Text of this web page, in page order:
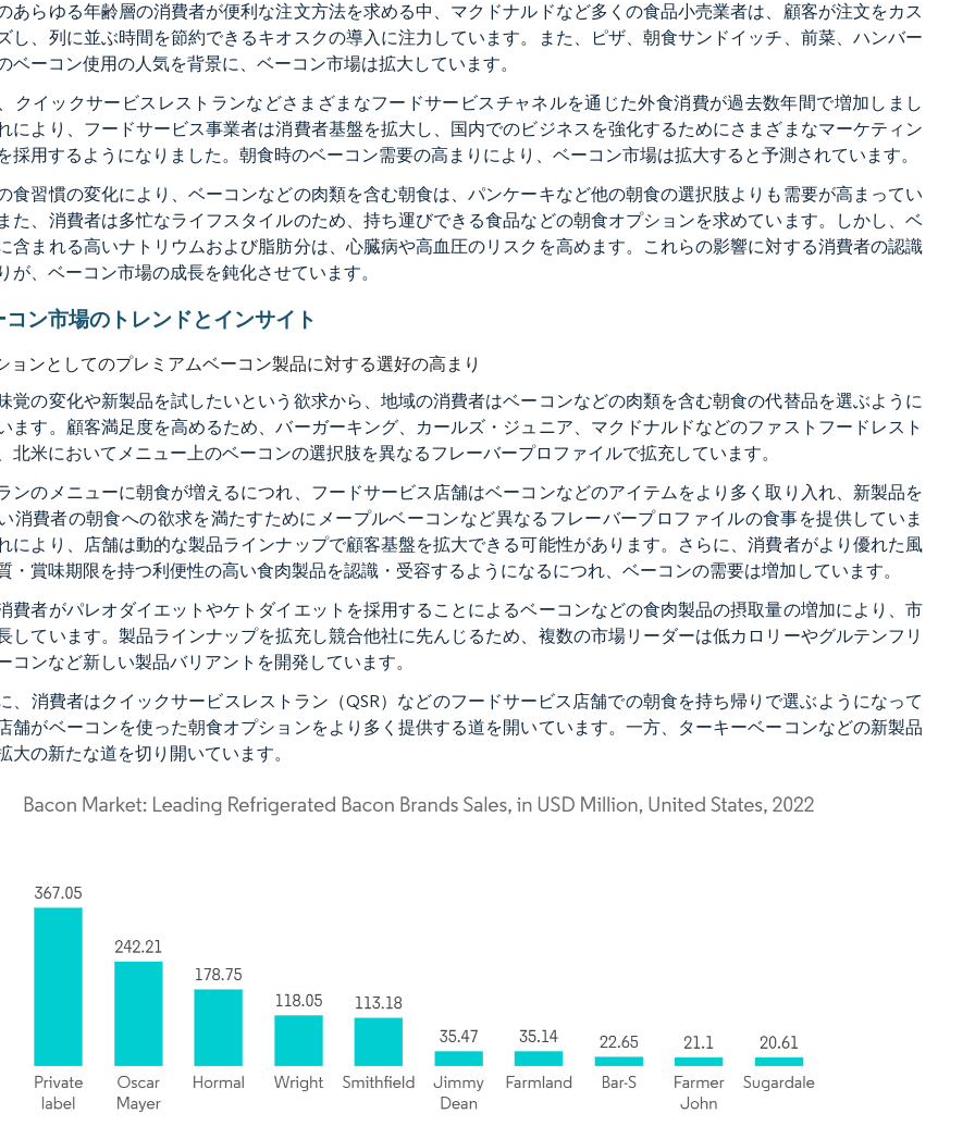
あらゆる年齢層の消費者が便利な注文方法を求める中、マクドナルドなど多くの食品小売業者は、顧客が注文をカス
し、列に並ぶ時間を節約できるキオスクの導入に注力しています。また、ピザ、朝食サンドイッチ、前菜、ハンバー
ベーコン使用の人気を背景に、ベーコン市場は拡大しています。
クイックサービスレストランなどさまざまなフードサービスチャネルを通じた外食消費が過去数年間で増加しまし
により、フードサービス事業者は消費者基盤を拡大し、国内でのビジネスを強化するためにさまざまなマーケティン
採用するようになりました。朝食時のベーコン需要の高まりにより、ベーコン市場は拡大すると予測されています。
食習慣の変化により、ベーコンなどの肉類を含む朝食は、パンケーキなど他の朝食の選択肢よりも需要が高まってい
た、消費者は多忙なライフスタイルのため、持ち運びできる食品などの朝食オプションを求めています。しかし、ベ
含まれる高いナトリウムおよび脂肪分は、心臓病や高血圧のリスクを高めます。これらの影響に対する消費者の認識
が、ベーコン市場の成長を鈍化させています。
ン市場のトレンドとインサイト
ョンとしてのプレミアムベーコン製品に対する選好の高まり
覚の変化や新製品を試したいという欲求から、地域の消費者はベーコンなどの肉類を含む朝食の代替品を選ぶように
ます。顧客満足度を高めるため、バーガーキング、カールズ・ジュニア、マクドナルドなどのファストフードレスト
北米においてメニュー上のベーコンの選択肢を異なるフレーバープロファイルで拡充しています。
ンのメニューに朝食が増えるにつれ、フードサービス店舗はベーコンなどのアイテムをより多く取り入れ、新製品を
消費者の朝食への欲求を満たすためにメープルベーコンなど異なるフレーバープロファイルの食事を提供していま
により、店舗は動的な製品ラインナップで顧客基盤を拡大できる可能性があります。さらに、消費者がより優れた風
・賞味期限を持つ利便性の高い食肉製品を認識・受容するようになるにつれ、ベーコンの需要は増加しています。
費者がパレオダイエットやケトダイエットを採用することによるベーコンなどの食肉製品の摂取量の増加により、市
しています。製品ラインナップを拡充し競合他社に先んじるため、複数の市場リーダーは低カロリーやグルテンフリ
コンなど新しい製品バリアントを開発しています。
、消費者はクイックサービスレストラン（QSR）などのフードサービス店舗での朝食を持ち帰りで選ぶようになって
舗がベーコンを使った朝食オプションをより多く提供する道を開いています。一方、ターキーベーコンなどの新製品
大の新たな道を切り開いています。